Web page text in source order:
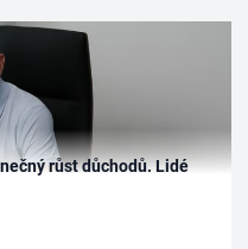
růst důchodů. Lidé